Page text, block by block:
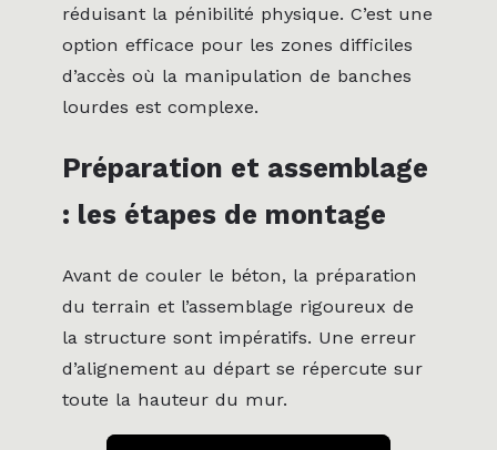
réduisant la pénibilité physique. C’est une
option efficace pour les zones difficiles
d’accès où la manipulation de banches
lourdes est complexe.
Préparation et assemblage
: les étapes de montage
Avant de couler le béton, la préparation
du terrain et l’assemblage rigoureux de
la structure sont impératifs. Une erreur
d’alignement au départ se répercute sur
toute la hauteur du mur.